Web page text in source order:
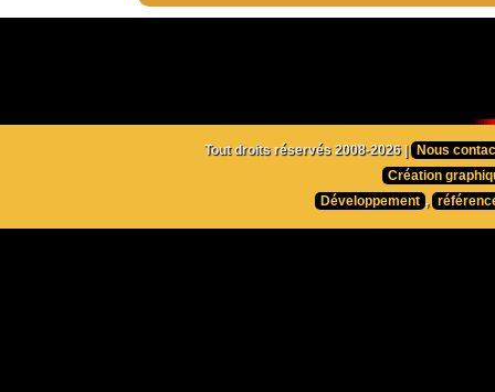
Tout droits réservés 2008-2026 |
Nous
Création
Développement ,